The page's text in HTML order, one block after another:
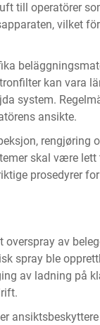
till operatörer
vilket
kan vara
system.
ansikte.
rengjøring
skal være
prosedyrer
av
spray ble
av ladning på